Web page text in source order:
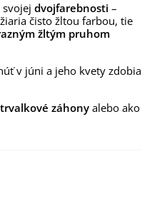
svojej dvojfarebnosti –
čisto žltou farbou, tie
žltým pruhom
v júni a jeho kvety zdobia
trvalkové záhony alebo ako